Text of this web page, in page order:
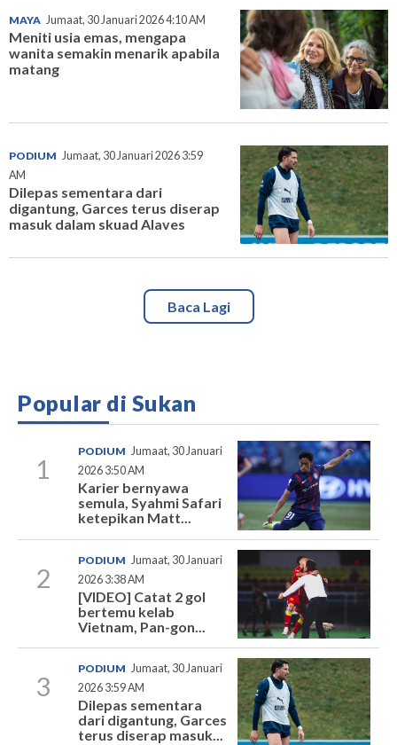
MAYA Jumaat, 30 Januari 2026 4:10 AM
Meniti usia emas, mengapa
wanita semakin menarik apabila
matang
PODIUM Jumaat, 30 Januari 2026 3:59
AM
Dilepas sementara dari
digantung, Garces terus diserap
masuk dalam skuad Alaves
Baca Lagi
Popular di Sukan
1
PODIUM Jumaat, 30 Januari
2026 3:50 AM
Karier bernyawa
semula, Syahmi Safari
ketepikan Matt...
2
PODIUM Jumaat, 30 Januari
2026 3:38 AM
[VIDEO] Catat 2 gol
bertemu kelab
Vietnam, Pan-gon...
3
PODIUM Jumaat, 30 Januari
2026 3:59 AM
Dilepas sementara
dari digantung, Garces
terus diserap masuk...